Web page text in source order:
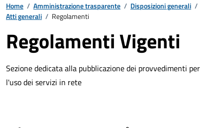
Home / Amministrazione trasparente / Disposizioni generali /
Atti generali / Regolamenti
Regolamenti Vigenti
Sezione dedicata alla pubblicazione dei provvedimenti per
l'uso dei servizi in rete